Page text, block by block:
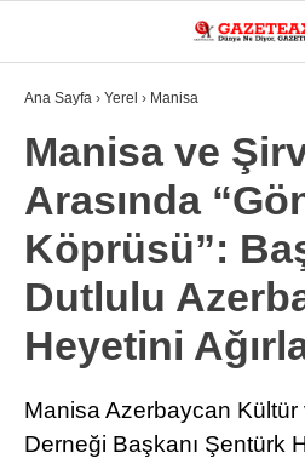
DÜNYA
ASAYIŞ
GÜNDEM
SIYASET
SPOR
Ana Sayfa › Yerel › Manisa
Manisa ve
Arasında
Köprüsü”:
Dutlulu
Heyetini
Manisa Azerbaycan Kültür
Derneği Başkanı Şentürk